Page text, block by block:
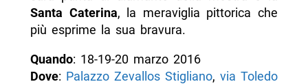
Santa Caterina, la meraviglia pittorica che
più esprime la sua bravura.
Quando: 18-19-20 marzo 2016
Dove: Palazzo Zevallos Stigliano,via Toledo